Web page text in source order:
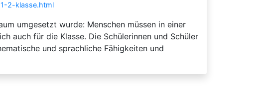
2-klasse.html
umgesetzt wurde: Menschen müssen in einer
auch für die Klasse. Die Schülerinnen und Schüler
und sprachliche Fähigkeiten und